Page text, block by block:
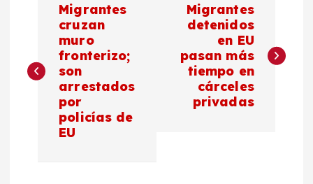
v
Migrantes
cruzan
muro
fronterizo;
son
arrestados
por
policías de
EU
Migrantes
detenidos
en EU
pasan más
tiempo en
cárceles
privadas